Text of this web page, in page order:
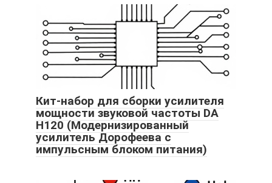
Кит-набор для сборки усилителя
мощности звуковой частоты DA
H120 (Модернизированный
усилитель Дорофеева с
импульсным блоком питания)